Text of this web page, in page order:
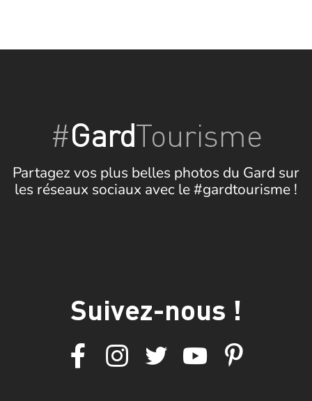
#GardTourisme
Partagez vos plus belles photos du Gard sur
les réseaux sociaux avec le #gardtourisme !
Suivez-nous !